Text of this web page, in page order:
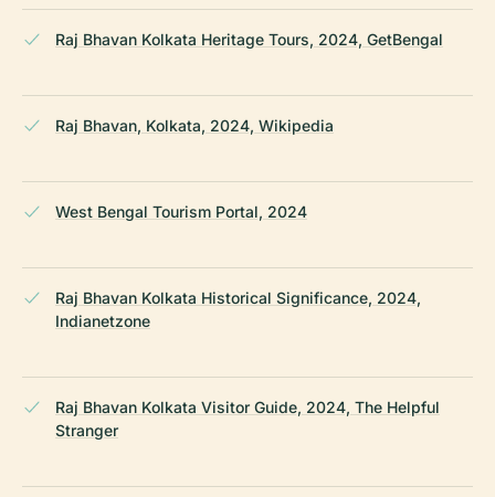
Raj Bhavan Kolkata Heritage Tours, 2024, GetBengal
Raj Bhavan, Kolkata, 2024, Wikipedia
West Bengal Tourism Portal, 2024
Raj Bhavan Kolkata Historical Significance, 2024,
Indianetzone
Raj Bhavan Kolkata Visitor Guide, 2024, The Helpful
Stranger